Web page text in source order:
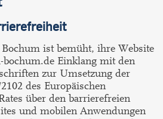
ist bemüht, ihre Website
Einklang mit den
zur Umsetzung der
des Europäischen
über den barrierefreien
und mobilen Anwendungen